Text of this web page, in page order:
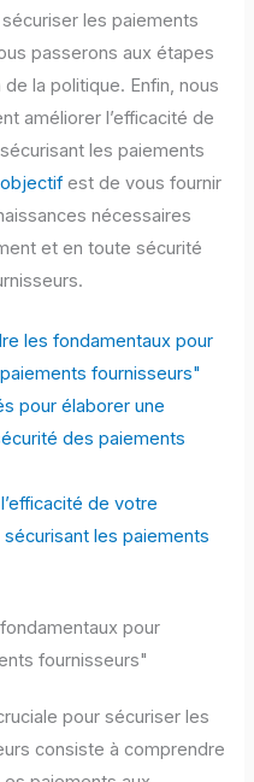
les paiements
passerons aux étapes
de la politique. Enfin, nous
améliorer l’efficacité de
les paiements
objectifest de vous fournir
nécessaires
et en toute sécurité
les fondamentaux pour
fournisseurs"
pour élaborer une
des paiements
de votre
les paiements
pour
fournisseurs"
pour sécuriser les
consiste à comprendre